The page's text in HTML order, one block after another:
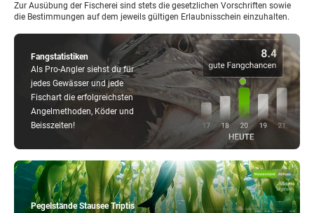
Pegelstände Stausee Triptis
Fangstatistiken
Als Pro-Angler siehst du für
jedes Gewässer und jede
Fischart die erfolgreichsten
Angelmethoden, Köder und
Beisszeiten!
Zur Ausübung der Fischerei sind stets die gesetzlichen Vorschriften sowie
die Bestimmungen auf dem jeweils gültigen Erlaubnisschein einzuhalten.